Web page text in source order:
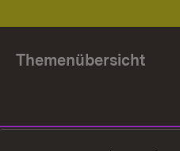
Themenübersicht